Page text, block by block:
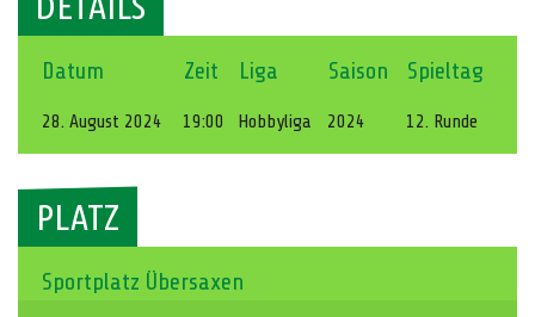
Datum Zeit Liga Saison Spieltag
28. August 2024 19:00 Hobbyliga 2024 12. Runde
PLATZ
Sportplatz Übersaxen